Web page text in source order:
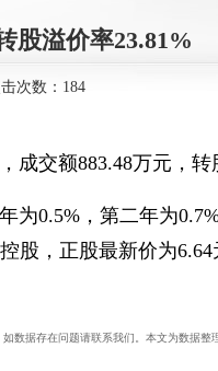
股溢价率23.81%
次数：184
交额883.48万元，转
0.5%，第二年为
股，正股最新价为
数据存在问题请联系我们。本文为数据